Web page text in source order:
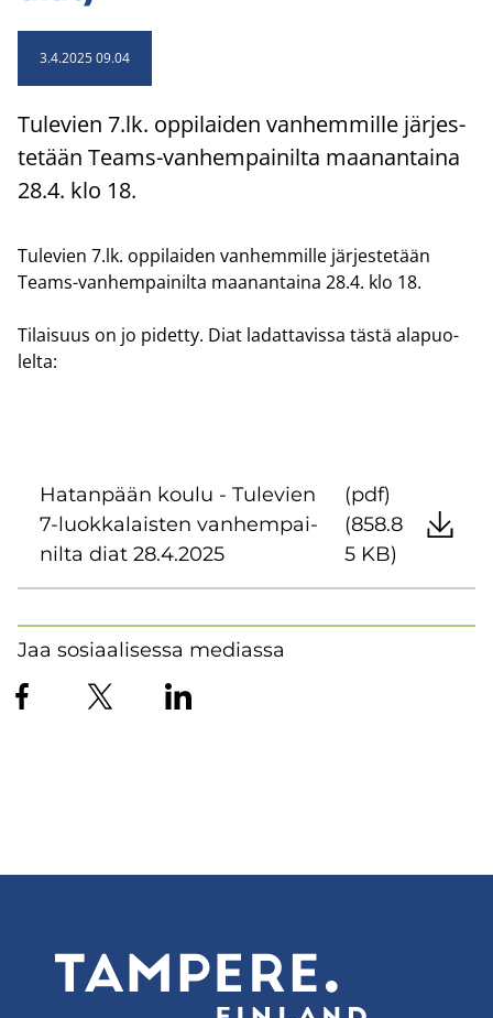
3.4.2025 09.04
Tu­le­vien 7.lk. op­pi­lai­den van­hem­mil­le jär­jes­
te­tään Teams-​vanhempainilta maa­nan­tai­na
28.4. klo 18.
Tu­le­vien 7.lk. op­pi­lai­den van­hem­mil­le jär­jes­te­tään
Teams-​vanhempainilta maa­nan­tai­na 28.4. klo 18.
Ti­lai­suus on jo pi­det­ty. Diat la­dat­ta­vis­sa tästä ala­puo­
lel­ta:
Ha­tan­pään koulu - Tu­le­vien
7-​luokkalaisten van­hem­pai­
nil­ta diat 28.4.2025
(pdf)
(858.8
5 KB)
Jaa sosiaalisessa mediassa